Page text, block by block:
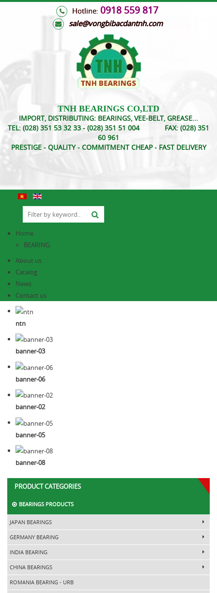
Hotline: 0918 559 817
sale@vongbibacdantnh.com
TNH BEARINGS CO,LTD
IMPORT, DISTRIBUTING: BEARINGS, VEE-BELT, GREASE...
TEL: (028) 351 53 32 33 - (028) 351 51 004 FAX: (028) 351
60 961
PRESTIGE - QUALITY - COMMITMENT CHEAP - FAST DELIVERY
Home
BEARING
About us
Catalog
News
Contact us
ntn
banner-03
banner-06
banner-02
banner-05
banner-08
PRODUCT CATEGORIES
BEARINGS PRODUCTS
JAPAN BEARINGS
GERMANY BEARING
INDIA BEARING
CHINA BEARINGS
ROMANIA BEARING - URB